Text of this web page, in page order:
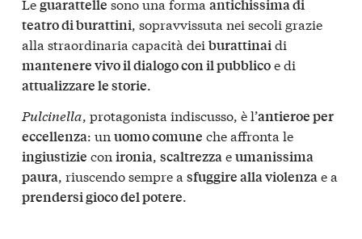
Leguarattelle sono una forma antichissima di
teatro di burattini, sopravvissuta nei secoli grazie
alla straordinaria capacità dei burattinaidi
mantenere vivo il dialogo con il pubblicoe di
attualizzare le storie.
Pulcinella, protagonista indiscusso, è l’antieroe per
eccellenza: un uomo comune che affronta le
ingiustizie con ironia, scaltrezzaeumanissima
paura, riuscendo sempre a sfuggire alla violenzae a
prendersi gioco del potere.